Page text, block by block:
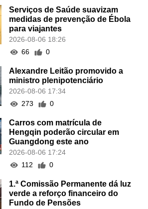
Serviços de Saúde suavizam
medidas de prevenção de Ébola
para viajantes
2026-08-06 18:26
66
0
Alexandre Leitão promovido a
ministro plenipotenciário
2026-08-06 17:34
273
0
Carros com matrícula de
Hengqin poderão circular em
Guangdong este ano
2026-08-06 17:24
112
0
1.ª Comissão Permanente dá luz
verde a reforço financeiro do
Fundo de Pensões